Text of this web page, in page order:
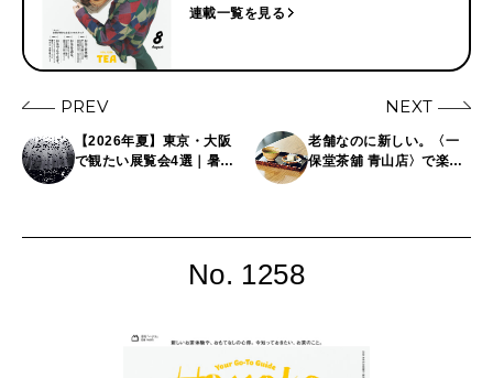
連載一覧を見る
PREV
【2026年夏】東京・大阪
で観たい展覧会4選｜暑い
NEXT
老舗なのに新しい。〈一
保堂茶舖 青山店〉で楽し
No. 1258